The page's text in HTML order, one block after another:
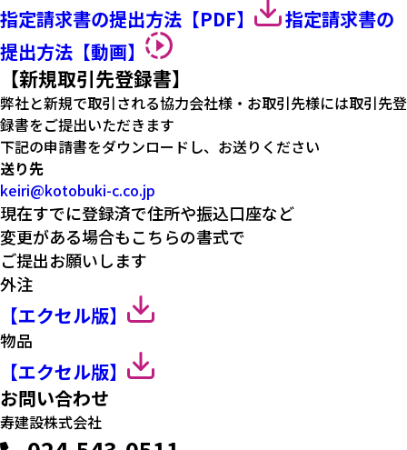
指定請求書の提出方法【PDF】
指定請求書の
提出方法【動画】
【新規取引先登録書】
弊社と新規で取引される協力会社様・お取引先様には取引先登
録書をご提出いただきます
下記の申請書をダウンロードし、お送りください
送り先
keiri@kotobuki-c.co.jp
現在すでに登録済で住所や振込口座など
変更がある場合もこちらの書式で
ご提出お願いします
外注
【エクセル版】
物品
【エクセル版】
お問い合わせ
寿建設株式会社